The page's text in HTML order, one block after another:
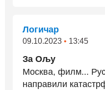
Логичар
09.10.2023 • 13:45
За Ољу
Москва, филм...
направили